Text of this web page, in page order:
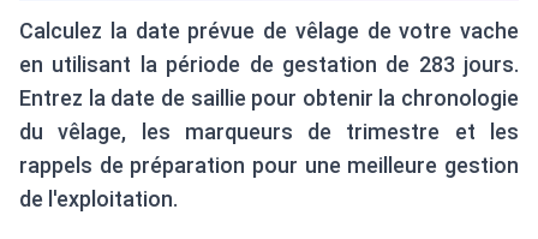
Calculez la date prévue de vêlage de votre vache
en utilisant la période de gestation de 283 jours.
Entrez la date de saillie pour obtenir la chronologie
du vêlage, les marqueurs de trimestre et les
rappels de préparation pour une meilleure gestion
de l'exploitation.